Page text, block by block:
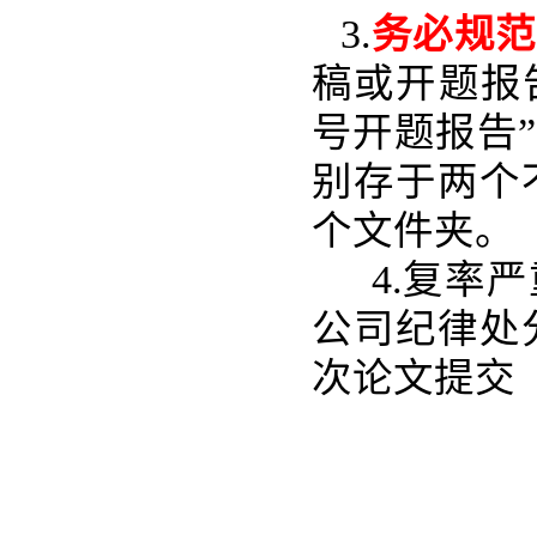
3.务必规
稿或开题报
号开题报告
别存于两个
个文件夹。
4.复率
公司纪律处
次论文提交